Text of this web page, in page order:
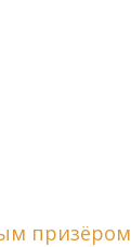
призёром